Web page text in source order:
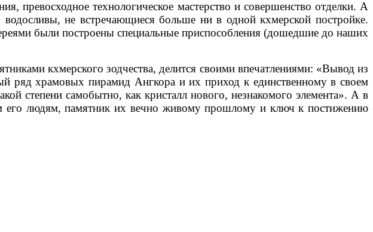
превосходное технологическое мастерство и совершенство отделки. А
не встречающиеся больше ни в одной кхмерской постройке.
были построены специальные приспособления (дошедшие до наших
кхмерского зодчества, делится своими впечатлениями: «Вывод из
ряд храмовых пирамид Ангкора и их приход к единственному в своем
степени самобытно, как кристалл нового, незнакомого элемента». А в
его людям, памятник их вечно живому прошлому и ключ к постижению